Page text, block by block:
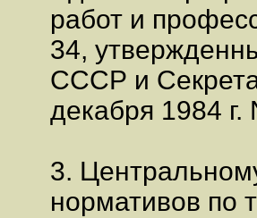
работ и
34,
СССР и
декабря 1984
3.
нормативов по